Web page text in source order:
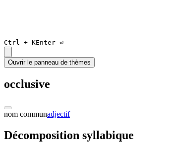
Ctrl + KEnter ⏎
Ouvrir le panneau de thèmes
occlusive
nom communadjectif
Décomposition syllabique